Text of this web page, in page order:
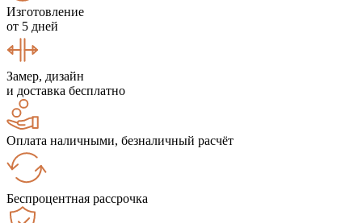
Изготовление
от 5 дней
Замер, дизайн
и доставка бесплатно
Оплата наличными, безналичный расчёт
Беспроцентная рассрочка